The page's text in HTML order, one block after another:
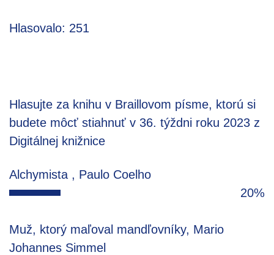
Hlasovalo: 251
Hlasujte za knihu v Braillovom písme, ktorú si
budete môcť stiahnuť v 36. týždni roku 2023 z
Digitálnej knižnice
Alchymista , Paulo Coelho
20%
Muž, ktorý maľoval mandľovníky, Mario
Johannes Simmel